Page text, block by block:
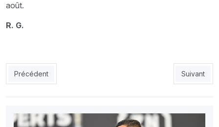
août.
R. G.
Article précédent : ESS : Les internationaux espoirs toujours
Précédent Article
Suivant